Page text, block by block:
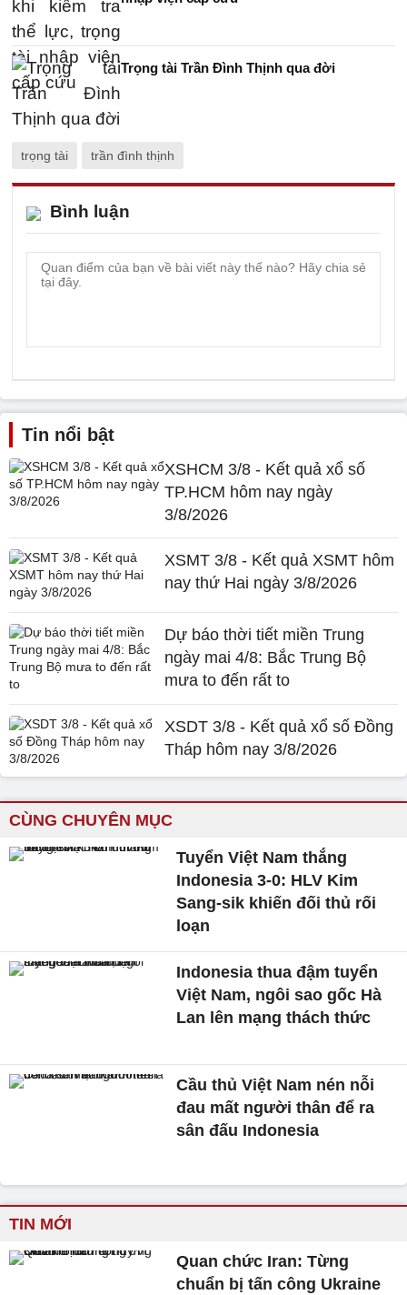
Trọng tài Trần Đình Thịnh qua đời
trọng tài trần đình thịnh
Bình luận
Tin nổi bật
XSHCM 3/8 - Kết quả xổ số
TP.HCM hôm nay ngày
3/8/2026
XSMT 3/8 - Kết quả XSMT hôm
nay thứ Hai ngày 3/8/2026
Dự báo thời tiết miền Trung
ngày mai 4/8: Bắc Trung Bộ
mưa to đến rất to
XSDT 3/8 - Kết quả xổ số Đồng
Tháp hôm nay 3/8/2026
CÙNG CHUYÊN MỤC
Tuyển Việt Nam thắng
Indonesia 3-0: HLV Kim
Sang-sik khiến đối thủ rối
loạn
Indonesia thua đậm tuyển
Việt Nam, ngôi sao gốc Hà
Lan lên mạng thách thức
Cầu thủ Việt Nam nén nỗi
đau mất người thân để ra
sân đấu Indonesia
TIN MỚI
Quan chức Iran: Từng
chuẩn bị tấn công Ukraine